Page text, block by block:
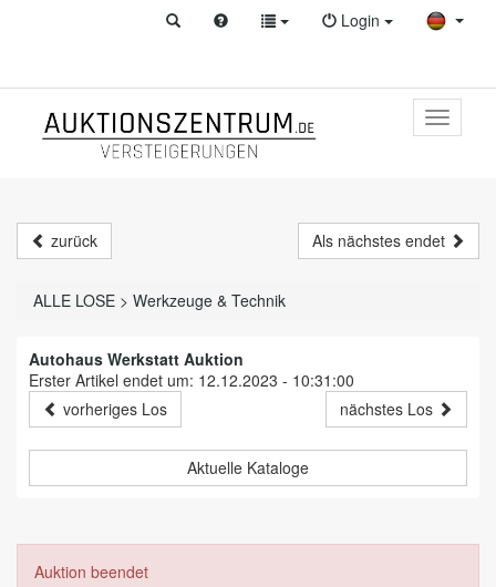
Login
Toggle
primary
zurück Als nächstes endet
ALLE LOSE > Werkzeuge & Technik
Autohaus Werkstatt Auktion
Erster Artikel endet um: 12.12.2023 - 10:31:00
vorheriges Los
nächstes Los
Aktuelle Kataloge
Auktion beendet